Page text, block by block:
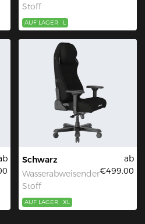
Stoff
AUF LAGER L
Schwarz
Wasserabweisender
Stoff
ab
€499.00
AUF LAGER XL